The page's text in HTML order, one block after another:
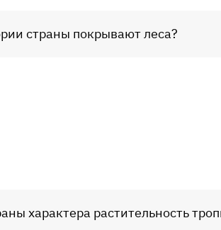
страны покрывают леса?
характера растительность